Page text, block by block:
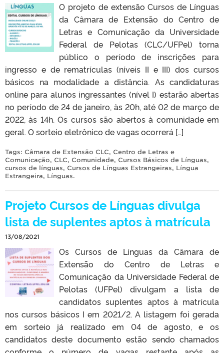
O projeto de extensão Cursos de Línguas
da Câmara de Extensão do Centro de
Letras e Comunicação da Universidade
Federal de Pelotas (CLC/UFPel) torna
público o período de inscrições para
ingresso e de rematrículas (níveis II e III) dos cursos
básicos na modalidade a distância. As candidaturas
online para alunos ingressantes (nível I) estarão abertas
no período de 24 de janeiro, às 20h, até 02 de março de
2022, às 14h. Os cursos são abertos à comunidade em
geral. O sorteio eletrônico de vagas ocorrerá […]
Tags: Câmara de Extensão CLC, Centro de Letras e
Comunicação, CLC, Comunidade, Cursos Básicos de Línguas,
cursos de línguas, Cursos de Línguas Estrangeiras, Língua
Estrangeira, Línguas.
Projeto Cursos de Línguas divulga
lista de suplentes aptos à matrícula
13/08/2021
Os Cursos de Línguas da Câmara de
Extensão do Centro de Letras e
Comunicação da Universidade Federal de
Pelotas (UFPel) divulgam a lista de
candidatos suplentes aptos à matrícula
nos cursos básicos I em 2021/2. A listagem foi gerada
em sorteio já realizado em 04 de agosto, e os
candidatos deste documento estão sendo chamados